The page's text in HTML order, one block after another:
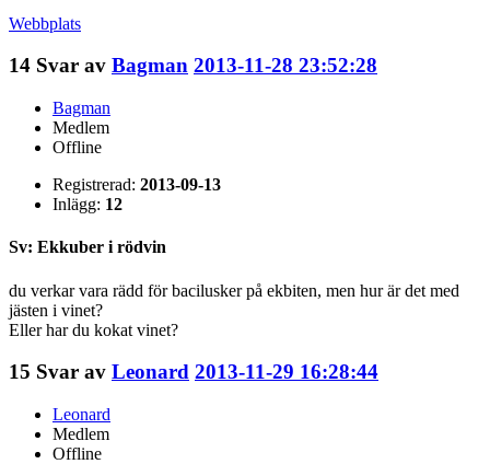
Webbplats
14 Svar av Bagman 2013-11-28 23:52:28
Bagman
Medlem
Offline
Registrerad: 2013-09-13
Inlägg: 12
Sv: Ekkuber i rödvin
du verkar vara rädd för bacilusker på ekbiten, men hur är det med
jästen i vinet?
Eller har du kokat vinet?
15 Svar av Leonard 2013-11-29 16:28:44
Leonard
Medlem
Offline